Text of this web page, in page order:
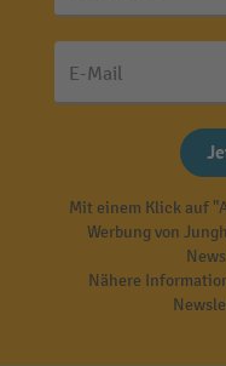
E-Mail
Mit einem Klick auf
Werbung von
Nähere